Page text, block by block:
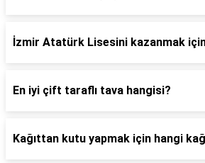
İzmir Atatürk Lisesini kazanmak
En iyi çift taraflı tava hangisi?
Kağıttan kutu yapmak için hangi